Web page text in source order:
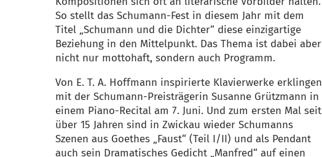
So stellt das Schumann-Fest in diesem Jahr mit dem
Titel „Schumann und die Dichter“ diese einzigartige
Beziehung in den Mittelpunkt. Das Thema ist dabei aber
nicht nur mottohaft, sondern auch Programm.
Von E. T. A. Hoffmann inspirierte Klavierwerke erklingen
mit der Schumann-Preisträgerin Susanne Grützmann in
einem Piano-Recital am 7. Juni. Und zum ersten Mal seit
über 15 Jahren sind in Zwickau wieder Schumanns
Szenen aus Goethes „Faust“ (Teil I/II) und als Pendant
auch sein Dramatisches Gedicht „Manfred“ auf einen